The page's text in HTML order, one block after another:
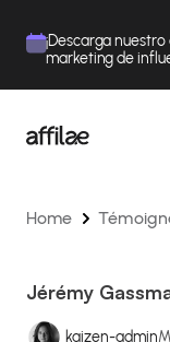
¡Descarga
marketing de
Home
Jérémy
kaizen-admin